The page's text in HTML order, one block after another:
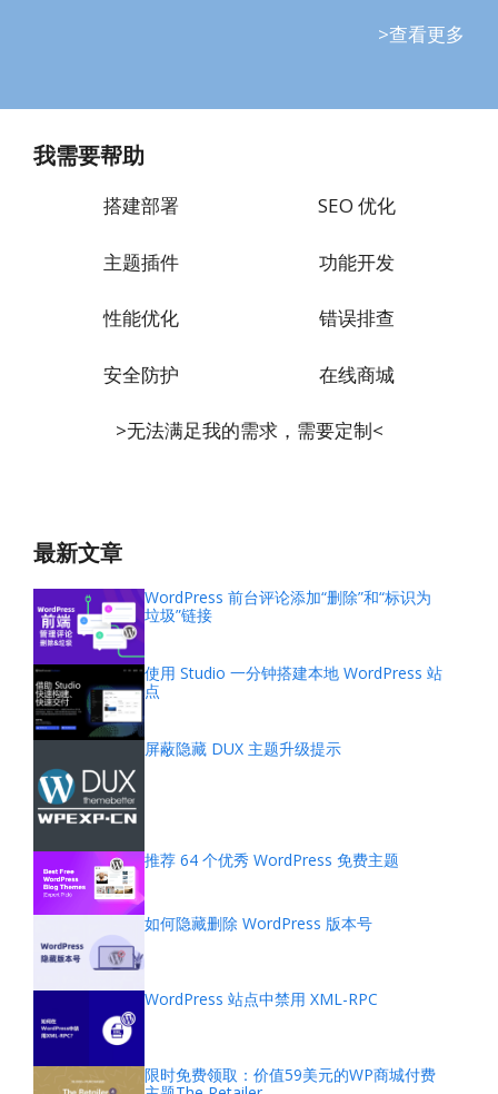
>查看更多
我需要帮助
搭建部署
主题插件
性能优化
安全防护
SEO 优化
功能开发
错误排查
在线商城
>无法满足我的需求，需要定制<
最新文章
WordPress 前台评论添加“删除”和“标识为
垃圾”链接
使用 Studio 一分钟搭建本地 WordPress 站
点
屏蔽隐藏 DUX 主题升级提示
推荐 64 个优秀 WordPress 免费主题
如何隐藏删除 WordPress 版本号
WordPress 站点中禁用 XML-RPC
限时免费领取：价值59美元的WP商城付费